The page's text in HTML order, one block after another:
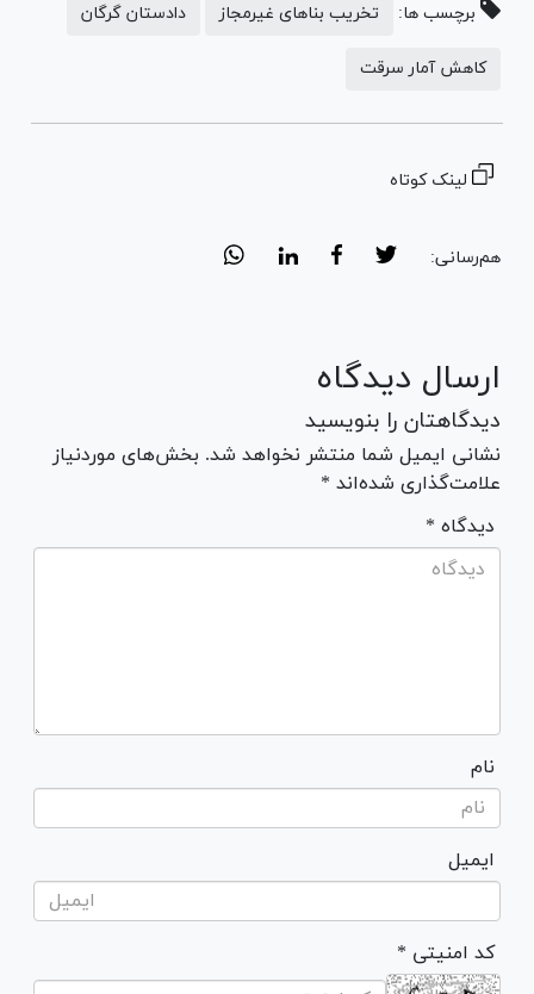
برچسب ها: تخریب بناهای غیرمجاز دادستان گرگان
کاهش آمار سرقت
لینک کوتاه
هم‌رسانی:
ارسال دیدگاه
دیدگاهتان را بنویسید
نشانی ایمیل شما منتشر نخواهد شد. بخش‌های موردنیاز
علامت‌گذاری شده‌اند *
* دیدگاه
نام
ایمیل
* کد امنیتی